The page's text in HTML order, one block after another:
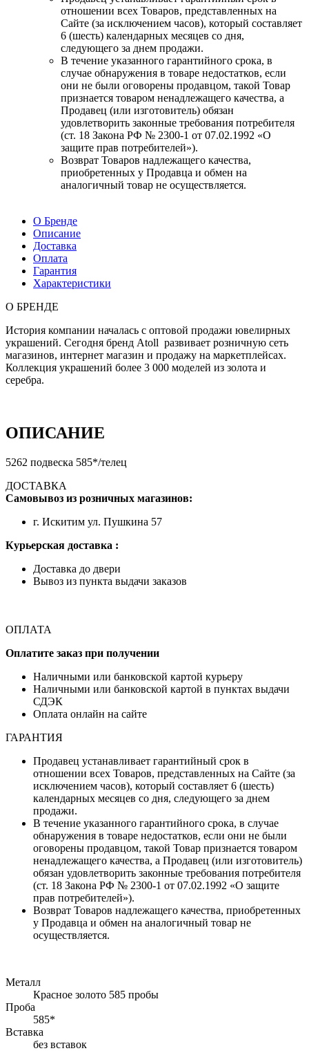
отношении всех Товаров, представленных на
Сайте (за исключением часов), который составляет
6 (шесть) календарных месяцев со дня,
следующего за днем продажи.
В течение указанного гарантийного срока, в
случае обнаружения в товаре недостатков, если
они не были оговорены продавцом, такой Товар
признается товаром ненадлежащего качества, а
Продавец (или изготовитель) обязан
удовлетворить законные требования потребителя
(ст. 18 Закона РФ № 2300-1 от 07.02.1992 «О
защите прав потребителей»).
Возврат Товаров надлежащего качества,
приобретенных у Продавца и обмен на
аналогичный товар не осуществляется.
О Бренде
Описание
Доставка
Оплата
Гарантия
Характеристики
О БРЕНДЕ
История компании началась с оптовой продажи ювелирных
украшений. Сегодня бренд Atoll развивает розничную сеть
магазинов, интернет магазин и продажу на маркетплейсах.
Коллекция украшений более 3 000 моделей из золота и
серебра.
ОПИСАНИЕ
5262 подвеска 585*/телец
ДОСТАВКА
Самовывоз из розничных магазинов:
г. Искитим ул. Пушкина 57
Курьерская доставка :
Доставка до двери
Вывоз из пункта выдачи заказов
ОПЛАТА
Оплатите заказ при получении
Наличными или банковской картой курьеру
Наличными или банковской картой в пунктах выдачи
СДЭК
Оплата онлайн на сайте
ГАРАНТИЯ
Продавец устанавливает гарантийный срок в
отношении всех Товаров, представленных на Сайте (за
исключением часов), который составляет 6 (шесть)
календарных месяцев со дня, следующего за днем
продажи.
В течение указанного гарантийного срока, в случае
обнаружения в товаре недостатков, если они не были
оговорены продавцом, такой Товар признается товаром
ненадлежащего качества, а Продавец (или изготовитель)
обязан удовлетворить законные требования потребителя
(ст. 18 Закона РФ № 2300-1 от 07.02.1992 «О защите
прав потребителей»).
Возврат Товаров надлежащего качества, приобретенных
у Продавца и обмен на аналогичный товар не
осуществляется.
Металл
Красное золото 585 пробы
Проба
585*
Вставка
без вставок